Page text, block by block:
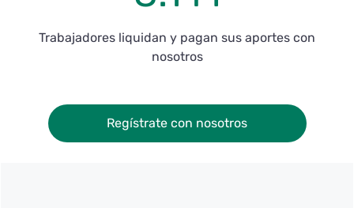
Trabajadores liquidan y pagan sus aportes con
nosotros
Regístrate con nosotros